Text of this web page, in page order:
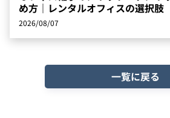
め方｜レンタルオフィスの選択肢
2026/08/07
一覧に戻る